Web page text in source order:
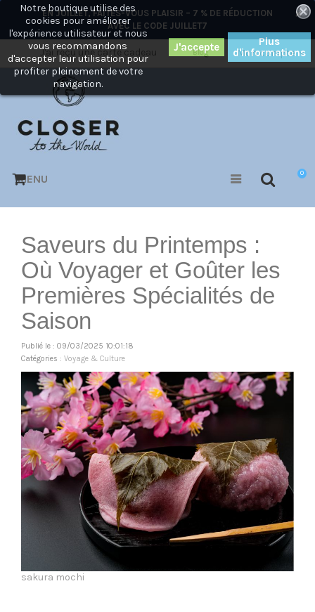
EN JUILLET, FAITES-VOUS PLAISIR – 7 % DE RÉDUCTION
AVEC LE CODE JUILLET7
×
Mon compte
Blog
J'ai reçu une carte cadeau
0
MENU
Notre boutique utilise des
cookies pour améliorer
l'expérience utilisateur et nous
vous recommandons
d'accepter leur utilisation pour
profiter pleinement de votre
navigation.
Plus
d'informations
Saveurs du Printemps :
Où Voyager et Goûter les
Premières Spécialités de
Saison
Publié le : 09/03/2025 10:01:18
Catégories : Voyage & Culture
sakura mochi